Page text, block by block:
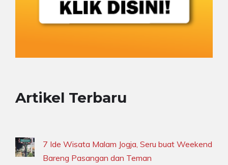
Artikel Terbaru
7 Ide Wisata Malam Jogja, Seru buat Weekend
Bareng Pasangan dan Teman